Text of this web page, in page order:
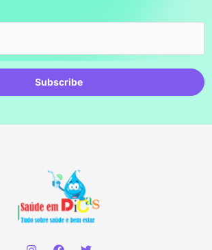
Subscribe